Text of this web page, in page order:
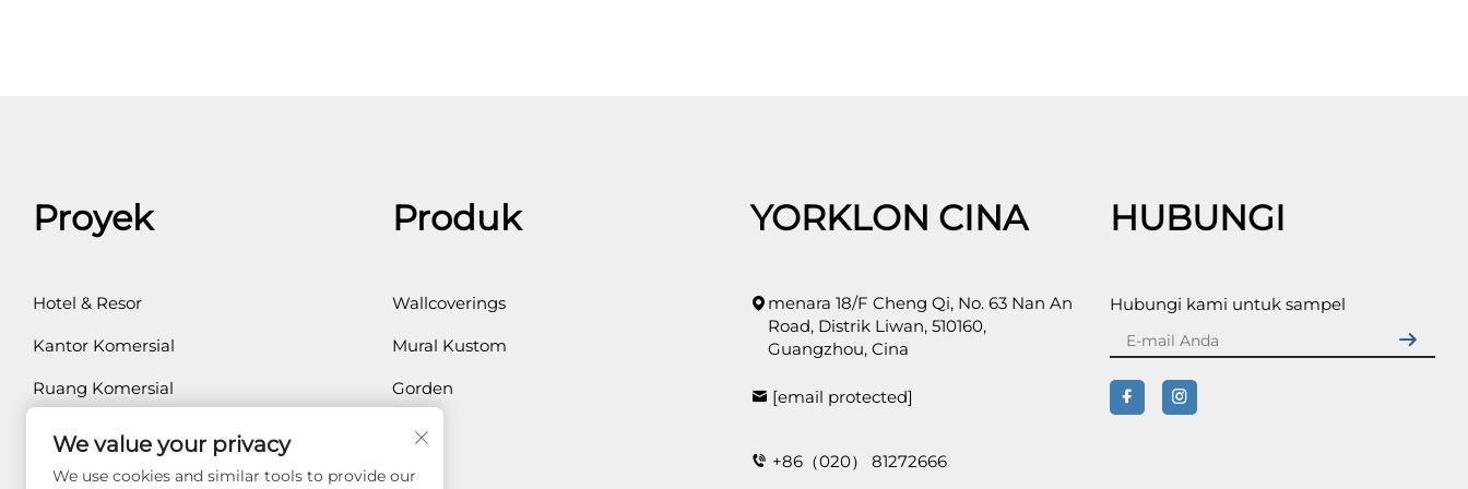
Proyek
Hotel & Resor
Kantor Komersial
Ruang Komersial
Residensi Pribadi
Kesehatan
Produk
Wallcoverings
Mural Kustom
Gorden
YORKLON CINA
menara 18/F Cheng Qi, No. 63 Nan An
Road, Distrik Liwan, 510160,
Guangzhou, Cina
[email protected]
+86（020） 81272666
HUBUNGI
Hubungi kami untuk sampel
We value your privacy
We use cookies and similar tools to provide our